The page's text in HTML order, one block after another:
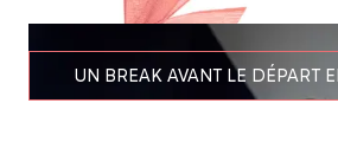
UN BREAK AVANT LE DÉPART